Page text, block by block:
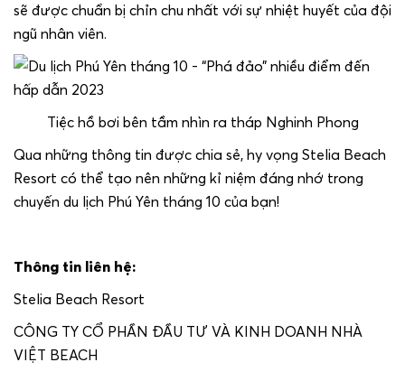
sẽ được chuẩn bị chỉn chu nhất với sự nhiệt huyết của đội
ngũ nhân viên.
Tiệc hồ bơi bên tầm nhìn ra tháp Nghinh Phong
Qua những thông tin được chia sẻ, hy vọng Stelia Beach
Resort có thể tạo nên những kỉ niệm đáng nhớ trong
chuyến du lịch Phú Yên tháng 10 của bạn!
Thông tin liên hệ:
Stelia Beach Resort
CÔNG TY CỔ PHẦN ĐẦU TƯ VÀ KINH DOANH NHÀ
VIỆT BEACH